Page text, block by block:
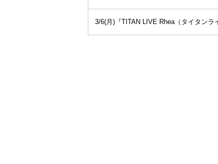
3/6(月)『TITAN LIVE Rhea（タイタン